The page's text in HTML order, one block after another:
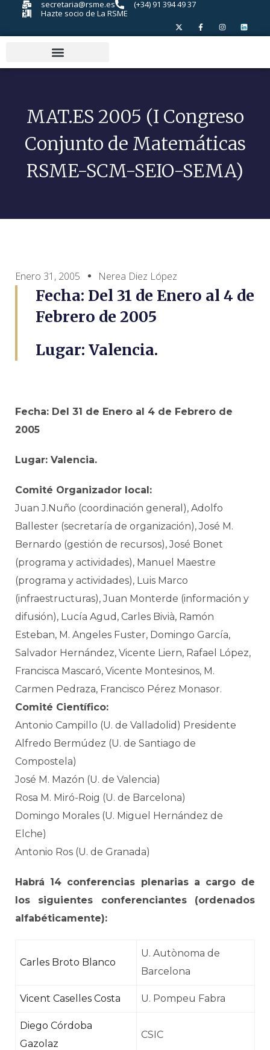
secretaria@rsme.es
(+34) 91 394 49 37
Hazte socio de La RSME
MAT.ES 2005 (I Congreso
Conjunto de Matemáticas
RSME-SCM-SEIO-SEMA)
Enero 31, 2005 Nerea Diez López
Fecha: Del 31 de Enero al 4 de
Febrero de 2005
Lugar: Valencia.
Fecha: Del 31 de Enero al 4 de Febrero de
2005
Lugar: Valencia.
Comité Organizador local:
Juan J.Nuño (coordinación general), Adolfo
Ballester (secretaría de organización), José M.
Bernardo (gestión de recursos), José Bonet
(programa y actividades), Manuel Maestre
(programa y actividades), Luis Marco
(infraestructuras), Juan Monterde (información y
difusión), Lucía Agud, Carles Bivià, Ramón
Esteban, M. Angeles Fuster, Domingo García,
Salvador Hernández, Vicente Liern, Rafael López,
Francisca Mascaró, Vicente Montesinos, M.
Carmen Pedraza, Francisco Pérez Monasor.
Comité Científico:
Antonio Campillo (U. de Valladolid) Presidente
Alfredo Bermúdez (U. de Santiago de
Compostela)
José M. Mazón (U. de Valencia)
Rosa M. Miró-Roig (U. de Barcelona)
Domingo Morales (U. Miguel Hernández de
Elche)
Antonio Ros (U. de Granada)
Habrá 14 conferencias plenarias a cargo de
los siguientes conferenciantes (ordenados
alfabéticamente):
Carles Broto Blanco
U. Autònoma de
Barcelona
Vicent Caselles Costa U. Pompeu Fabra
Diego Córdoba
Gazolaz
CSIC